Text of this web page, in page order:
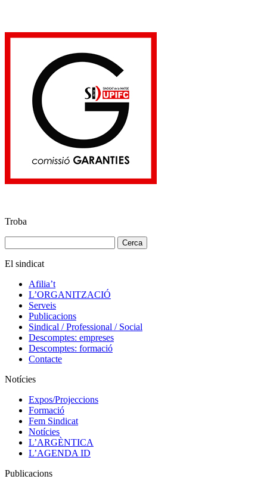
Troba
El sindicat
Afilia’t
L’ORGANITZACIÓ
Serveis
Publicacions
Sindical / Professional / Social
Descomptes: empreses
Descomptes: formació
Contacte
Notícies
Expos/Projeccions
Formació
Fem Sindicat
Notícies
L’ARGÈNTICA
L’AGENDA ID
Publicacions